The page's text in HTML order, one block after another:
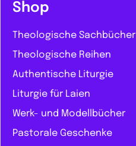
Shop
Theologische Sachbücher
Theologische Reihen
Authentische Liturgie
Liturgie für Laien
Werk- und Modellbücher
Pastorale Geschenke